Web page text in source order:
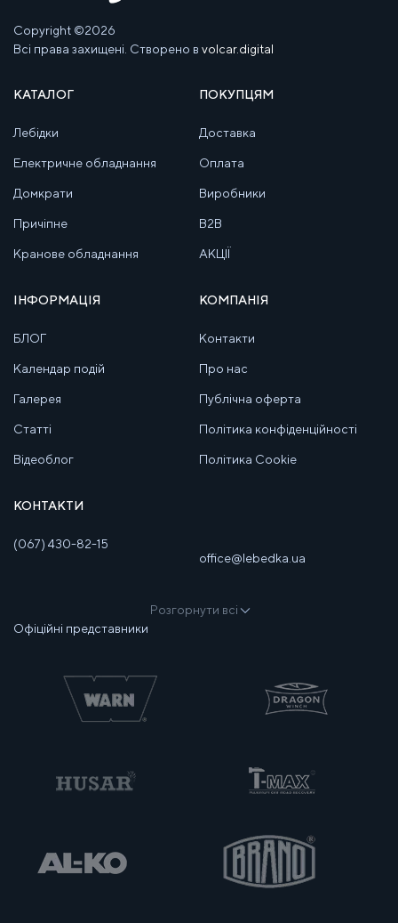
Copyright ©2026
Всі права захищені. Створено в volcar.digital
КАТАЛОГ
Лебідки
Електричне обладнання
Домкрати
Причіпне
Кранове обладнання
ПОКУПЦЯМ
Доставка
Оплата
Виробники
B2B
АКЦІЇ
ІНФОРМАЦІЯ
БЛОГ
Календар подій
Галерея
Статті
Відеоблог
КОМПАНІЯ
Контакти
Про нас
Публічна оферта
Політика конфіденційності
Політика Cookie
КОНТАКТИ
(067) 430-82-15
office@lebedka.ua
Розгорнути всі
Офіційні представники